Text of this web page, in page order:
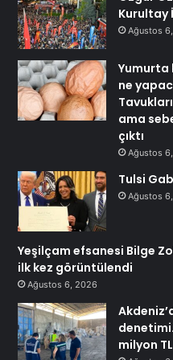
Kurultay
Ağustos
Yumurta
ne
ama
çıktı
Ağustos
Tulsi
Ağustos
Yeşilçam efsanesi Bilge
ilk kez görüntülendi
Ağustos 6, 2026
milyon